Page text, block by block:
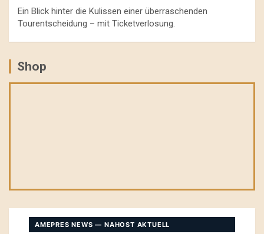
Ein Blick hinter die Kulissen einer überraschenden
Tourentscheidung – mit Ticketverlosung.
Shop